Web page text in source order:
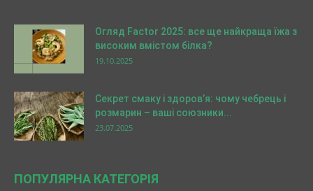
Огляд Factor 2025: все ще найкраща їжа з
високим вмістом білка?
19.10.2025
Секрет смаку і здоров’я: чому чебрець і
розмарин – ваші союзники...
23.07.2025
ПОПУЛЯРНА КАТЕГОРІЯ